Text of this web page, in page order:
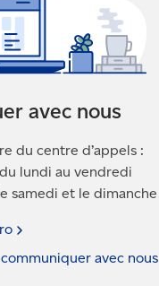
avec nous
du centre d’appels :
lundi au vendredi
samedi et le dimanche
avec nous